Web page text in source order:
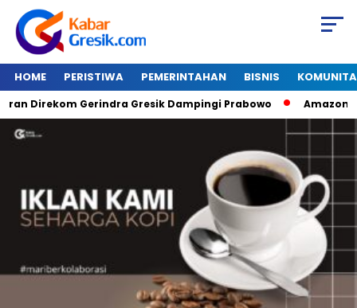
HOME PERISTIWA PEMERINTAHAN BISNIS
Gerindra Gresik Dampingi Prabowo Amazon Van Java